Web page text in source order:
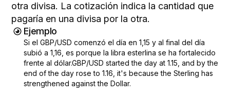
otra divisa. La cotización indica la cantidad que
pagaría en una divisa por la otra.
Ejemplo
Si el GBP/USD comenzó el día en 1,15 y al final del día
subió a 1,16, es porque la libra esterlina se ha fortalecido
frente al dólar.GBP/USD started the day at 1.15, and by the
end of the day rose to 1.16, it's because the Sterling has
strengthened against the Dollar.